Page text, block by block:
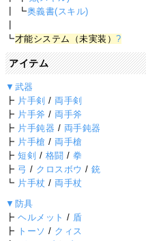
┃ ┗奥義書(スキル)
┗才能システム（未実装）?
アイテム
▼武器
┣ 片手剣 / 両手剣
┣ 片手斧 / 両手斧
┣ 片手鈍器 / 両手鈍器
┣ 片手槍 / 両手槍
┣短剣 / 格闘 /拳
┣ 弓 / クロスボウ /銃
┗ 片手杖 / 両手杖
▼防具
┣ヘルメット / 盾
┣ トーソ / クィス